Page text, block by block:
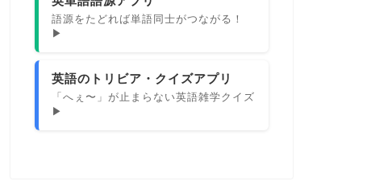
語源をたどれば単語同士がつながる！
▶
英語のトリビア・クイズアプリ
「へぇ〜」が止まらない英語雑学クイズ
▶